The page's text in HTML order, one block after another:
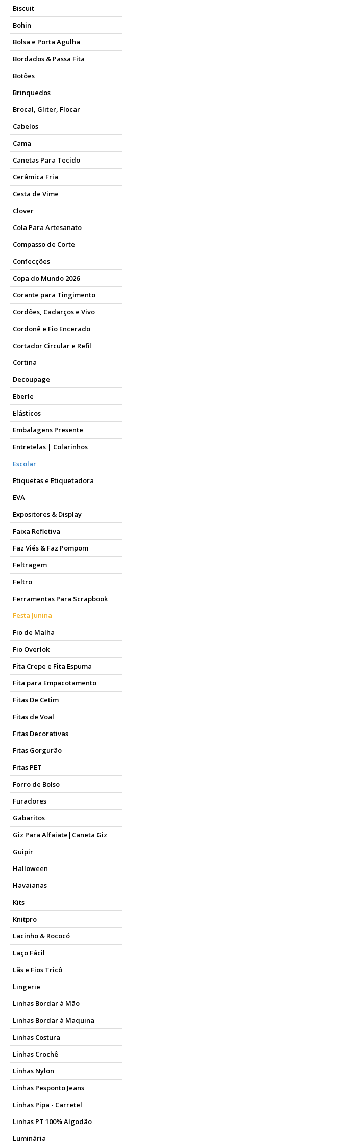
Biscuit
Bohin
Bolsa e Porta Agulha
Bordados & Passa Fita
Botões
Brinquedos
Brocal, Gliter, Flocar
Cabelos
Cama
Canetas Para Tecido
Cerâmica Fria
Cesta de Vime
Clover
Cola Para Artesanato
Compasso de Corte
Confecções
Copa do Mundo 2026
Corante para Tingimento
Cordões, Cadarços e Vivo
Cordonê e Fio Encerado
Cortador Circular e Refil
Cortina
Decoupage
Eberle
Elásticos
Embalagens Presente
Entretelas | Colarinhos
Escolar
Etiquetas e Etiquetadora
EVA
Expositores & Display
Faixa Refletiva
Faz Viés & Faz Pompom
Feltragem
Feltro
Ferramentas Para Scrapbook
Festa Junina
Fio de Malha
Fio Overlok
Fita Crepe e Fita Espuma
Fita para Empacotamento
Fitas De Cetim
Fitas de Voal
Fitas Decorativas
Fitas Gorgurão
Fitas PET
Forro de Bolso
Furadores
Gabaritos
Giz Para Alfaiate|Caneta Giz
Guipir
Halloween
Havaianas
Kits
Knitpro
Lacinho & Rococó
Laço Fácil
Lãs e Fios Tricô
Lingerie
Linhas Bordar à Mão
Linhas Bordar à Maquina
Linhas Costura
Linhas Crochê
Linhas Nylon
Linhas Pesponto Jeans
Linhas Pipa - Carretel
Linhas PT 100% Algodão
Luminária